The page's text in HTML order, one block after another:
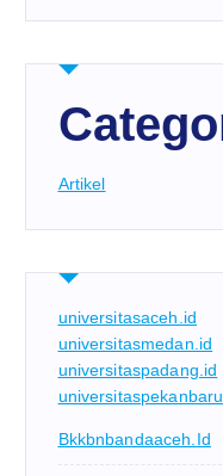
Artikel
universitasaceh.id
universitasmedan.id
universitaspadang.id
Bkkbnbandaaceh.id